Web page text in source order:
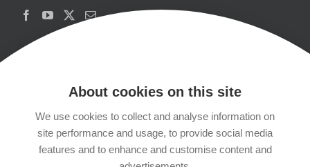
Copyrights
Datenschutzerklärung
About cookies on this site
We use cookies to collect and analyse information on
site performance and usage, to provide social media
features and to enhance and customise content and